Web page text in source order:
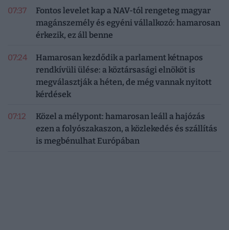
07:37
Fontos levelet kap a NAV-tól rengeteg magyar
magánszemély és egyéni vállalkozó: hamarosan
érkezik, ez áll benne
07:24
Hamarosan kezdődik a parlament kétnapos
rendkívüli ülése: a köztársasági elnököt is
megválasztják a héten, de még vannak nyitott
kérdések
07:12
Közel a mélypont: hamarosan leáll a hajózás
ezen a folyószakaszon, a közlekedés és szállítás
is megbénulhat Európában